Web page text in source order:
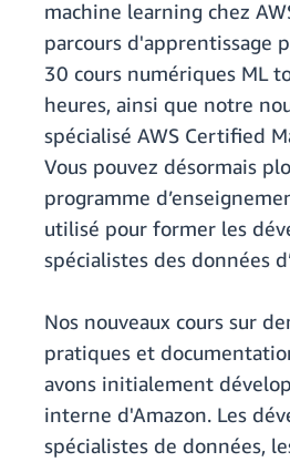
machine learning chez
parcours d'apprentissage
30 cours numériques ML
heures, ainsi que notre
spécialisé AWS Certified
Vous pouvez désormais
programme
utilisé pour former les
spécialistes des données
Nos nouveaux cours sur
pratiques et
avons initialement
interne d'Amazon. Les
spécialistes de données,